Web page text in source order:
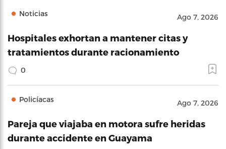
Noticias Ago 7, 2026
Hospitales exhortan a mantener citas y
tratamientos durante racionamiento
0
Policíacas Ago 7, 2026
Pareja que viajaba en motora sufre heridas
durante accidente en Guayama